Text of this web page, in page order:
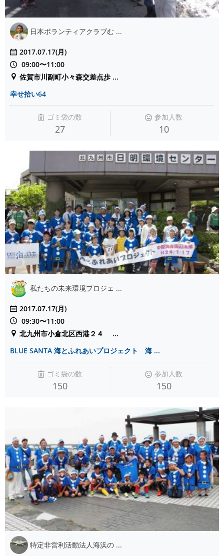
日本ボランティアクラブむ ...
2017.07.17(月)
09:00〜11:00
佐賀市川副町小々森交差点歩 ...
幸せ拾い64
ゴミ袋の数
27
参加人数
10
私たちの未来環境プロジェ ...
2017.07.17(月)
09:30〜11:00
北九州市小倉北区西港２４ ...
BLUE SANTA 海とふれあいプロジェクト 海 ...
ゴミ袋の数
150
参加人数
150
特定非営利活動法人海浜の ...